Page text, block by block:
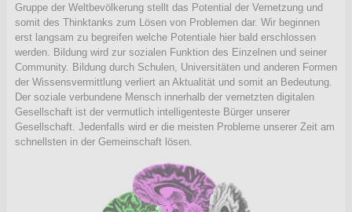
Gruppe der Weltbevölkerung stellt das Potential der Vernetzung und
somit des Thinktanks zum Lösen von Problemen dar. Wir beginnen
erst langsam zu begreifen welche Potentiale hier bald erschlossen
werden. Bildung wird zur sozialen Funktion des Einzelnen und seiner
Community. Bildung durch Schulen, Universitäten und anderen Formen
der Wissensvermittlung verliert an Aktualität und somit an Bedeutung.
Der soziale verbundene Mensch innerhalb der vernetzten digitalen
Gesellschaft ist der vermutlich intelligenteste Bürger unserer
Gesellschaft. Jedenfalls wird er die meisten Probleme unserer Zeit am
schnellsten in der Gemeinschaft lösen.